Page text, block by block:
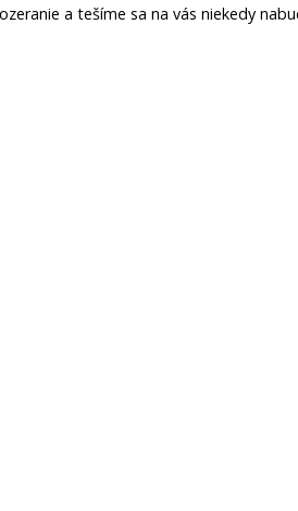
a tešíme sa na vás niekedy